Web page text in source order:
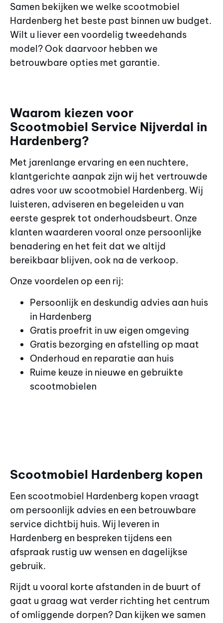
Samen bekijken we welke scootmobiel
Hardenberg het beste past binnen uw budget.
Wilt u liever een voordelig tweedehands
model? Ook daarvoor hebben we
betrouwbare opties met garantie.
Waarom kiezen voor
Scootmobiel Service Nijverdal in
Hardenberg?
Met jarenlange ervaring en een nuchtere,
klantgerichte aanpak zijn wij het vertrouwde
adres voor uw scootmobiel Hardenberg. Wij
luisteren, adviseren en begeleiden u van
eerste gesprek tot onderhoudsbeurt. Onze
klanten waarderen vooral onze persoonlijke
benadering en het feit dat we altijd
bereikbaar blijven, ook na de verkoop.
Onze voordelen op een rij:
Persoonlijk en deskundig advies aan huis
in Hardenberg
Gratis proefrit in uw eigen omgeving
Gratis bezorging en afstelling op maat
Onderhoud en reparatie aan huis
Ruime keuze in nieuwe en gebruikte
scootmobielen
Scootmobiel Hardenberg kopen
Een scootmobiel Hardenberg kopen vraagt
om persoonlijk advies en een betrouwbare
service dichtbij huis. Wij leveren in
Hardenberg en bespreken tijdens een
afspraak rustig uw wensen en dagelijkse
gebruik.
Rijdt u vooral korte afstanden in de buurt of
gaat u graag wat verder richting het centrum
of omliggende dorpen? Dan kijken we samen